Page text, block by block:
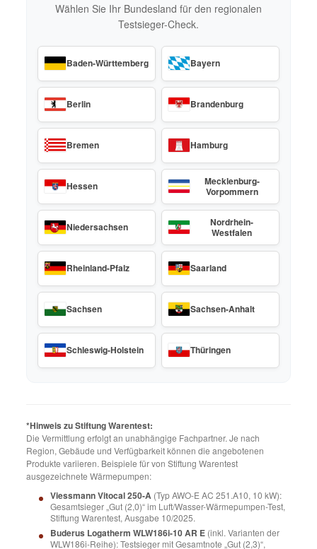
Wählen Sie Ihr Bundesland für den regionalen
Testsieger-Check.
Baden-Württemberg Bayern
Berlin Brandenburg
Bremen Hamburg
Hessen
Mecklenburg-
Vorpommern
Niedersachsen
Nordrhein-
Westfalen
Rheinland-Pfalz Saarland
Sachsen Sachsen-Anhalt
Schleswig-Holstein Thüringen
*Hinweis zu Stiftung Warentest:
Die Vermittlung erfolgt an unabhängige Fachpartner. Je nach
Region, Gebäude und Verfügbarkeit können die angebotenen
Produkte variieren. Beispiele für von Stiftung Warentest
ausgezeichnete Wärmepumpen:
Viessmann Vitocal 250-A (Typ AWO-E AC 251.A10, 10 kW):
Gesamtsieger „Gut (2,0)“ im Luft/Wasser-Wärmepumpen-Test,
Stiftung Warentest, Ausgabe 10/2025.
Buderus Logatherm WLW186i-10 AR E(inkl. Varianten der
WLW186i-Reihe): Testsieger mit Gesamtnote „Gut (2,3)“,